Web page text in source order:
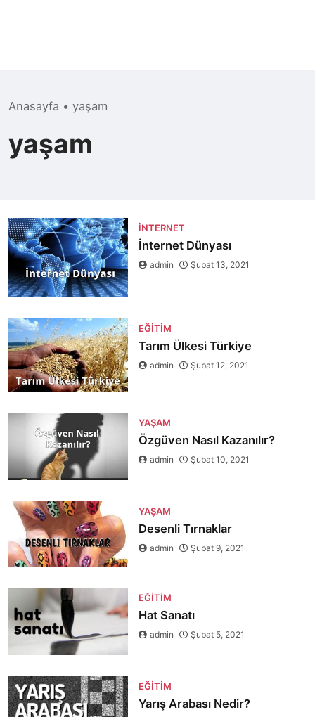
Anasayfa • yaşam
yaşam
İNTERNET
İnternet Dünyası
admin Şubat 13, 2021
EĞITIM
Tarım Ülkesi Türkiye
admin Şubat 12, 2021
YAŞAM
Özgüven Nasıl Kazanılır?
admin Şubat 10, 2021
YAŞAM
Desenli Tırnaklar
admin Şubat 9, 2021
EĞITIM
Hat Sanatı
admin Şubat 5, 2021
EĞITIM
Yarış Arabası Nedir?